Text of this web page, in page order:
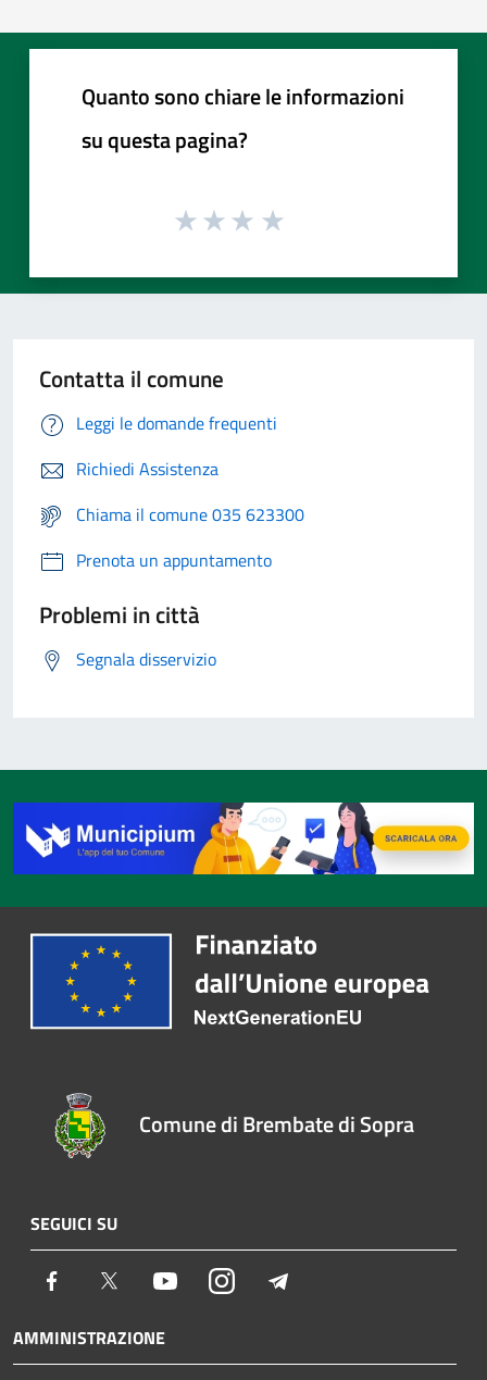
Quanto sono chiare le informazioni
su questa pagina?
Contatta il comune
Leggi le domande frequenti
Richiedi Assistenza
Chiama il comune 035 623300
Prenota un appuntamento
Problemi in città
Segnala disservizio
Comune di Brembate di Sopra
SEGUICI SU
Facebook Twitter YoutubeInstagram
AMMINISTRAZIONE